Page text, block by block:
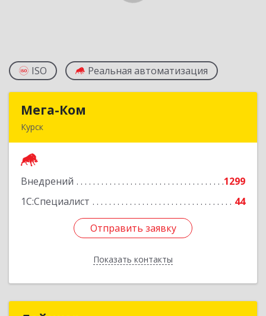
ISO Реальная автоматизация
Мега-Ком
Курск
Внедрений
1299
1С:Специалист
44
Отправить заявку
Показать контакты
Подробнее
Отправить заявку
Назад